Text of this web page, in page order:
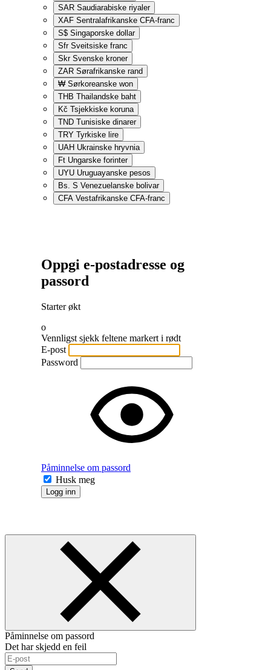
SAR Saudiarabiske riyaler
XAF Sentralafrikanske CFA-franc
S$ Singaporske dollar
Sfr Sveitsiske franc
Skr Svenske kroner
ZAR Sørafrikanske rand
₩ Sørkoreanske won
THB Thailandske baht
Kč Tsjekkiske koruna
TND Tunisiske dinarer
TRY Tyrkiske lire
UAH Ukrainske hryvnia
Ft Ungarske forinter
UYU Uruguayanske pesos
Bs. S Venezuelanske bolivar
CFA Vestafrikanske CFA-franc
Oppgi e-postadresse og
passord
Starter økt
o
Vennligst sjekk feltene markert i rødt
E-post
Password
Påminnelse om passord
Husk meg
Logg inn
Påminnelse om passord
Det har skjedd en feil